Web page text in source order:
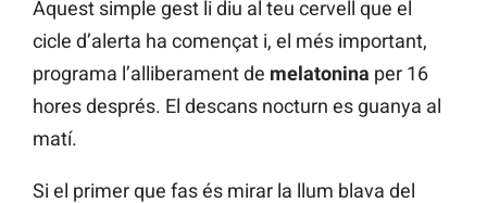
Aquest simple gest li diu al teu cervell que el
cicle d’alerta ha començat i, el més important,
programa l’alliberament de melatonina per 16
hores després. El descans nocturn es guanya al
matí.
Si el primer que fas és mirar la llum blava del